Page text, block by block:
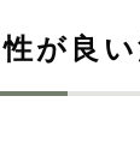
が良い